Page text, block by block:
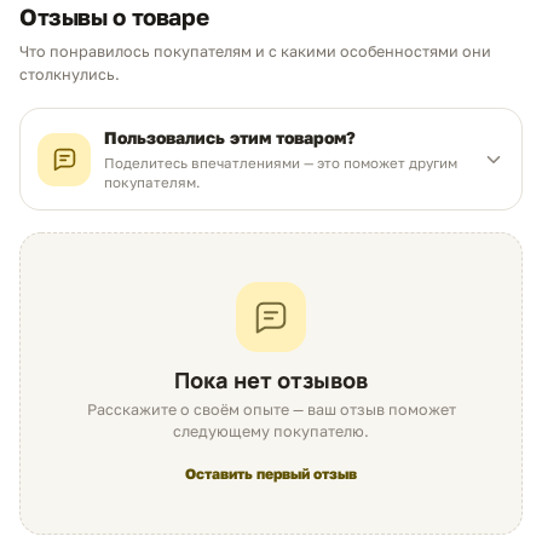
распознавание принтером и точный
мониторинг остатка ресурса.
Без ошибок:
программным обеспечением HP LaserJet
Pro.
04 Простая установка
соответствует габаритам оригинального
отсека. Замена картриджа не требует
специальных навыков.
исключает люфты и вибрации при
скоростной печати.
Заводская сборка:Каждая партия
Отзывы о товаре
Что понравилось покупателям и с какими особенностями они
столкнулись.
Пользовались этим товаром?
Поделитесь впечатлениями — это поможет другим
покупателям.
Пока нет отзывов
Расскажите о своём опыте — ваш отзыв поможет
следующему покупателю.
Оставить первый отзыв
Ответим в рабочее время
Статус заказа
Подбор картриджа
Прайс-лист